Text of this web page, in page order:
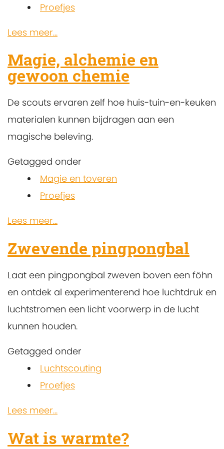
Proefjes
Lees meer...
Magie, alchemie en
gewoon chemie
De scouts ervaren zelf hoe huis-tuin-en-keuken
materialen kunnen bijdragen aan een
magische beleving.
Getagged onder
Magie en toveren
Proefjes
Lees meer...
Zwevende pingpongbal
Laat een pingpongbal zweven boven een föhn
en ontdek al experimenterend hoe luchtdruk en
luchtstromen een licht voorwerp in de lucht
kunnen houden.
Getagged onder
Luchtscouting
Proefjes
Lees meer...
Wat is warmte?